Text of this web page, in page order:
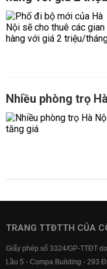
Nhiều phòng trọ
TRANG TTĐTTH CỦA
Giấy phép số 3324/GP-TTĐT
Lầu 5 - Compa Building - 293